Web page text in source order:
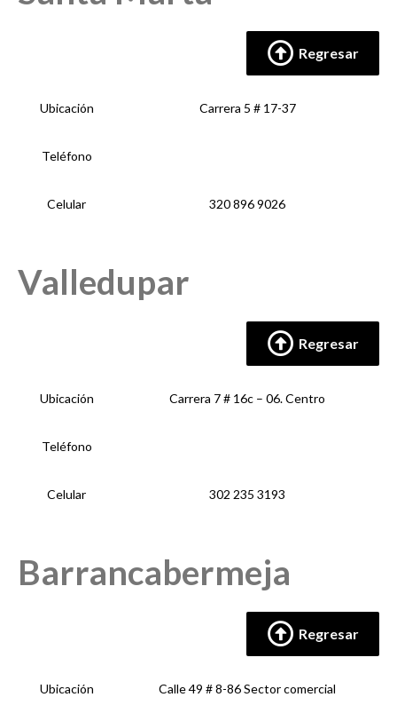
Regresar
Ubicación Carrera 5 # 17-37
Teléfono
Celular 320 896 9026
Valledupar
Regresar
Ubicación Carrera 7 # 16c – 06. Centro
Teléfono
Celular 302 235 3193
Barrancabermeja
Regresar
Ubicación Calle 49 # 8-86 Sector comercial